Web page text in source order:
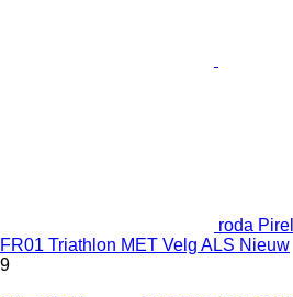
roda
FR01 Triathlon MET Velg ALS Nieuw
9